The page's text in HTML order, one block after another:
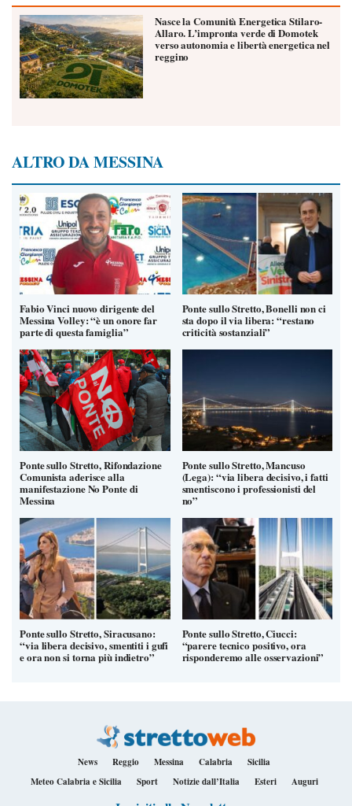
Nasce la Comunità Energetica Stilaro-
Allaro. L’impronta verde di Domotek
verso autonomia e libertà energetica nel
reggino
ALTRO DA MESSINA
Fabio Vinci nuovo dirigente del
Messina Volley: “è un onore far
parte di questa famiglia”
Ponte sullo Stretto, Bonelli non ci
sta dopo il via libera: “restano
criticità sostanziali”
Ponte sullo Stretto, Rifondazione
Comunista aderisce alla
manifestazione No Ponte di
Messina
Ponte sullo Stretto, Mancuso
(Lega): “via libera decisivo, i fatti
smentiscono i professionisti del
no”
Ponte sullo Stretto, Siracusano:
“via libera decisivo, smentiti i gufi
e ora non si torna più indietro”
Ponte sullo Stretto, Ciucci:
“parere tecnico positivo, ora
risponderemo alle osservazioni”
News Reggio Messina Calabria
Sicilia
Meteo Calabria e Sicilia
Sport Notizie dall’Italia Esteri Auguri